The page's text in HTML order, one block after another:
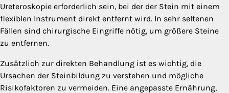
Ureteroskopie erforderlich sein, bei der der Stein mit einem
flexiblen Instrument direkt entfernt wird. In sehr seltenen
Fällen sind chirurgische Eingriffe nötig, um größere Steine
zu entfernen.
Zusätzlich zur direkten Behandlung ist es wichtig, die
Ursachen der Steinbildung zu verstehen und mögliche
Risikofaktoren zu vermeiden. Eine angepasste Ernährung,